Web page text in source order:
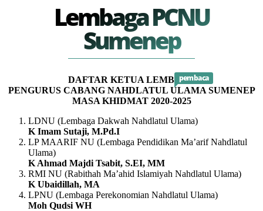
Lembaga PCNU
Sumenep
DAFTAR KETUA LEMBAGA
PENGURUS CABANG NAHDLATUL ULAMA SUMENEP
MASA KHIDMAT 2020-2025
LDNU (Lembaga Dakwah Nahdlatul Ulama)
K Imam Sutaji, M.Pd.I
LP MAARIF NU (Lembaga Pendidikan Ma’arif Nahdlatul
Ulama)
K Ahmad Majdi Tsabit, S.EI, MM
RMI NU (Rabithah Ma’ahid Islamiyah Nahdlatul Ulama)
K Ubaidillah, MA
LPNU (Lembaga Perekonomian Nahdlatul Ulama)
Moh Qudsi WH
pembaca